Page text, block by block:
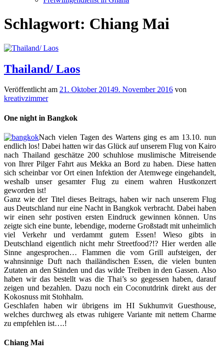
Schlagwort: Chiang Mai
Thailand/ Laos
Veröffentlicht am 21. Oktober 20149. November 2016 von
kreativzimmer
One night in Bangkok
Nach vielen Tagen des Wartens ging es am 13.10. nun
endlich los! Dabei hatten wir das Glück auf unserem Flug von Kairo
nach Thailand geschätze 200 schuhlose muslimische Mitreisende
von Ihrer Pilger Fahrt aus Mekka an Bord zu haben. Diese hatten
sich scheinbar vor Ort einen Infektion der Atemwege eingehandelt,
weshalb unser gesamter Flug zu einem wahren Hustkonzert
geworden ist!
Ganz wie der Titel dieses Beitrags, haben wir nach unserem Flug
aus Deutschland nur eine Nacht in Bangkok verbracht. Dabei haben
wir einen sehr postiven ersten Eindruck gewinnen können. Uns
zeigte sich eine bunte, lebendige, moderne Großstadt mit unheimlich
viel Verkehr und verdammt gutem Essen! Wieso gibts in
Deutschland eigentlich nicht mehr Streetfood?!? Hier werden alle
Sinne angesprochen… Flammen die vom Grill aufsteigen, der
wahnsinnige Duft nach thailändischen Essen, die vielen bunten
Zutaten an den Ständen und das wilde Treiben in den Gassen. Also
haben wir das bestellt was die Thai’s so gegessen haben, darauf
zeigen und bezahlen. Dazu noch ein Coconutdrink direkt aus der
Kokosnuss mit Stohhalm.
Geschlafen haben wir übrigens im HI Sukhumvit Guesthouse,
welches durchweg als etwas ruhigere Variante mit nettem Charme
zu empfehlen ist….!
Chiang Mai